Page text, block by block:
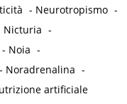
- Neurotropismo -
Nicturia -
- Noia -
- Noradrenalina -
artificiale